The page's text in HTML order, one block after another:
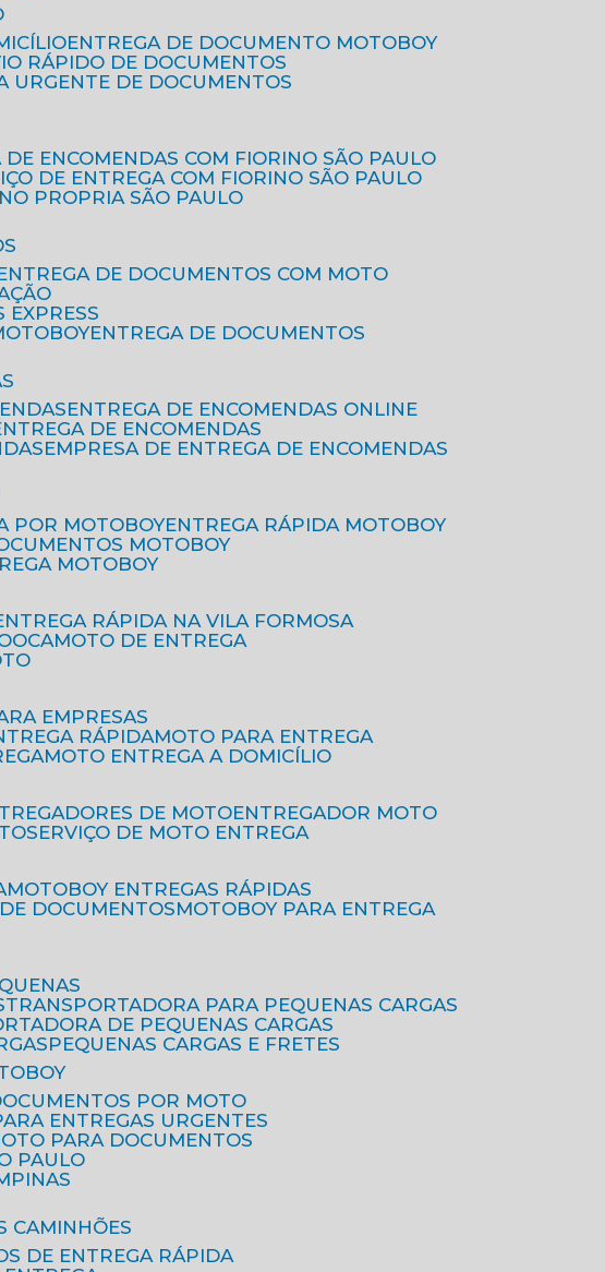
ENTREGA DE DOCUMENTO MOTOBOY
RÁPIDO DE DOCUMENTOS
URGENTE DE DOCUMENTOS
DE ENCOMENDAS COM FIORINO SÃO PAULO
DE ENTREGA COM FIORINO SÃO PAULO
PROPRIA SÃO PAULO
ENTREGA DE DOCUMENTOS COM MOTO
EXPRESS
ENTREGA DE DOCUMENTOS
ENTREGA DE ENCOMENDAS ONLINE
DE ENCOMENDAS
EMPRESA DE ENTREGA DE ENCOMENDAS
POR MOTOBOY
ENTREGA RÁPIDA MOTOBOY
MOTOBOY
MOTOBOY
ENTREGA RÁPIDA NA VILA FORMOSA
MOTO DE ENTREGA
EMPRESAS
RÁPIDA
MOTO PARA ENTREGA
MOTO ENTREGA A DOMICÍLIO
DE MOTO
ENTREGADOR MOTO
SERVIÇO DE MOTO ENTREGA
MOTOBOY ENTREGAS RÁPIDAS
DE DOCUMENTOS
MOTOBOY PARA ENTREGA
TRANSPORTADORA PARA PEQUENAS CARGAS
DE PEQUENAS CARGAS
PEQUENAS CARGAS E FRETES
POR MOTO
ENTREGAS URGENTES
PARA DOCUMENTOS
PAULO
CAMINHÕES
DE ENTREGA RÁPIDA